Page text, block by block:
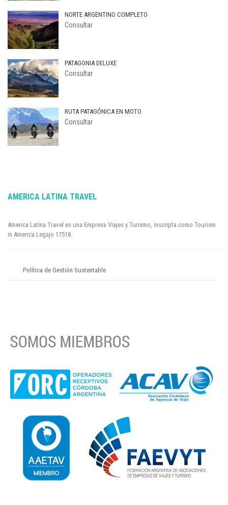
NORTE ARGENTINO COMPLETO
Consultar
PATAGONIA DELUXE
Consultar
RUTA PATAGÓNICA EN MOTO
Consultar
AMERICA LATINA TRAVEL
America Latina Travel es una Empresa Viajes y Turismo, inscripta como Tourism
in America Legajo 17518.
Política de Gestión Sustentable